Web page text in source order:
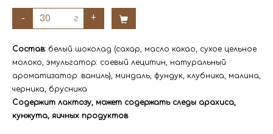
- г +
Состав: белый шоколад (сахар, масло какао, сухое цельное
молоко, эмульгатор: соевый лецитин, натуральный
ароматизатор: ваниль), миндаль, фундук, клубника, малина,
черника, брусника
Содержит лактозу, может содержать следы арахиса,
кунжута, яичных продуктов